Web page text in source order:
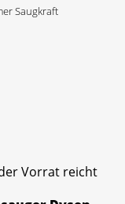
Saugkraft
Vorrat reicht